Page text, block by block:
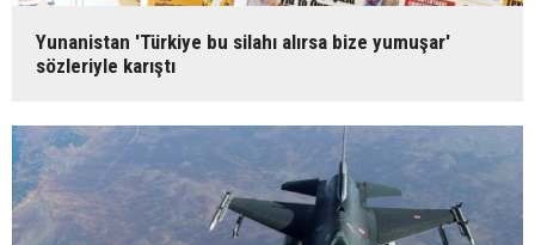
Yunanistan 'Türkiye bu silahı alırsa bize yumuşar'
sözleriyle karıştı